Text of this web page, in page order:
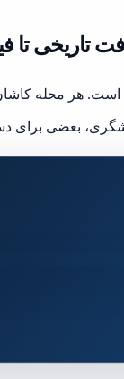
تاریخی تا
هر محله
بعضی برای